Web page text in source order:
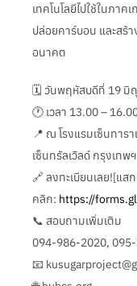
เทคโนโลยีไปใช้ในภา
ปล่อยคาร์บอน และสร้
อนาคต
🗓 วันพฤหัสบดีที่ 19 มิ
🕐 เวลา 13.00 –
📍 ณ โรงแรมเซ็นทาร
เซ็นทรัลเวิลด์ กรุงเทพฯ
🔗 ลงทะเบียนเลย![แส
คลิก: https://
📞 สอบถามเพิ่มเติม
094-986-2020,
📧